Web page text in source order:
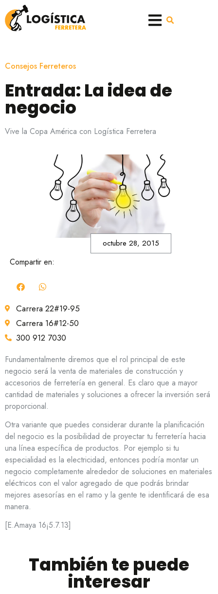
Consejos Ferreteros
Entrada: La idea de
negocio
Vive la Copa América con Logística Ferretera
octubre 28, 2015
Compartir en:
Carrera 22#19-95
Carrera 16#12-50
300 912 7030
Fundamentalmente diremos que el rol principal de este
negocio será la venta de materiales de construcción y
accesorios de ferretería en general. Es claro que a mayor
cantidad de materiales y soluciones a ofrecer la inversión será
proporcional.
Otra variante que puedes considerar durante la planificación
del negocio es la posibilidad de proyectar tu ferretería hacia
una línea específica de productos. Por ejemplo si tu
especialidad es la electricidad, entonces podría montar un
negocio completamente alrededor de soluciones en materiales
eléctricos con el valor agregado de que podrás brindar
mejores asesorías en el ramo y la gente te identificará de esa
manera.
[E.Amaya 16¡5.7.13]
También te puede
interesar